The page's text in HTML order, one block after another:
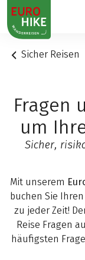
1
Sicher Reisen
Fragen
um
Sicher,
Mit unserem
buchen Sie
zu jeder Zeit!
Reise Fragen
häufigsten